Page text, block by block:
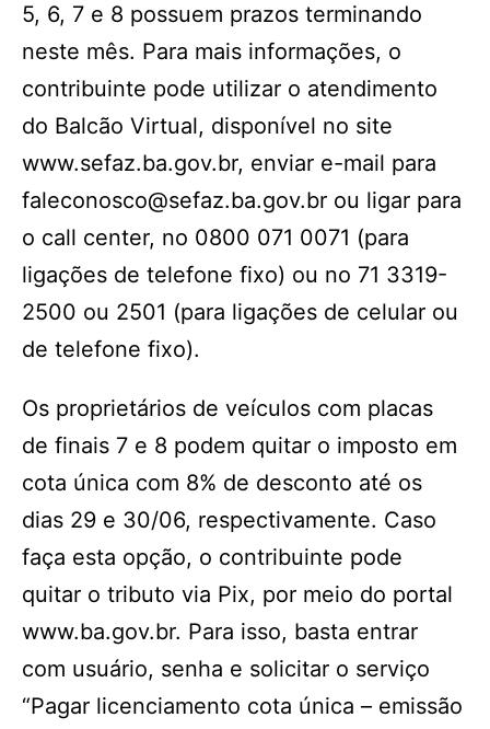
5, 6, 7 e 8 possuem prazos terminando
neste mês. Para mais informações, o
contribuinte pode utilizar o atendimento
do Balcão Virtual, disponível no site
www.sefaz.ba.gov.br, enviar e-mail para
faleconosco@sefaz.ba.gov.br ou ligar para
o call center, no 0800 071 0071 (para
ligações de telefone fixo) ou no 71 3319-
2500 ou 2501 (para ligações de celular ou
de telefone fixo).
Os proprietários de veículos com placas
de finais 7 e 8 podem quitar o imposto em
cota única com 8% de desconto até os
dias 29 e 30/06, respectivamente. Caso
faça esta opção, o contribuinte pode
quitar o tributo via Pix, por meio do portal
www.ba.gov.br. Para isso, basta entrar
com usuário, senha e solicitar o serviço
“Pagar licenciamento cota única – emissão